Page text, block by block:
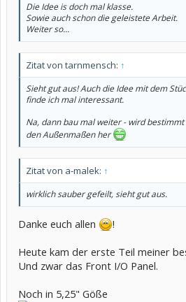
Die Idee is doch mal klasse.
Sowie auch schon die geleistete Arbeit.
Weiter so...
Zitat von tarnmensch: ↑
Sieht gut aus! Auch die Idee mit dem
finde ich mal interessant.
Na, dann bau mal weiter - wird
den Außenmaßen her
Zitat von a-malek: ↑
wirklich sauber gefeilt, sieht gut aus.
Danke euch allen
!
Heute kam der erste Teil meiner
Und zwar das Front I/O Panel.
Noch in 5,25" Göße